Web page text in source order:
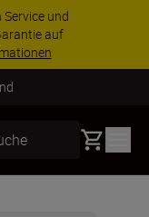
und
auf
Basket